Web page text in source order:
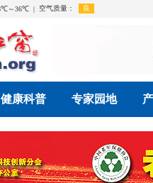
健康科普 专家园地